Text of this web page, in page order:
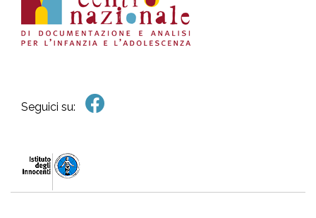
Seguici su: